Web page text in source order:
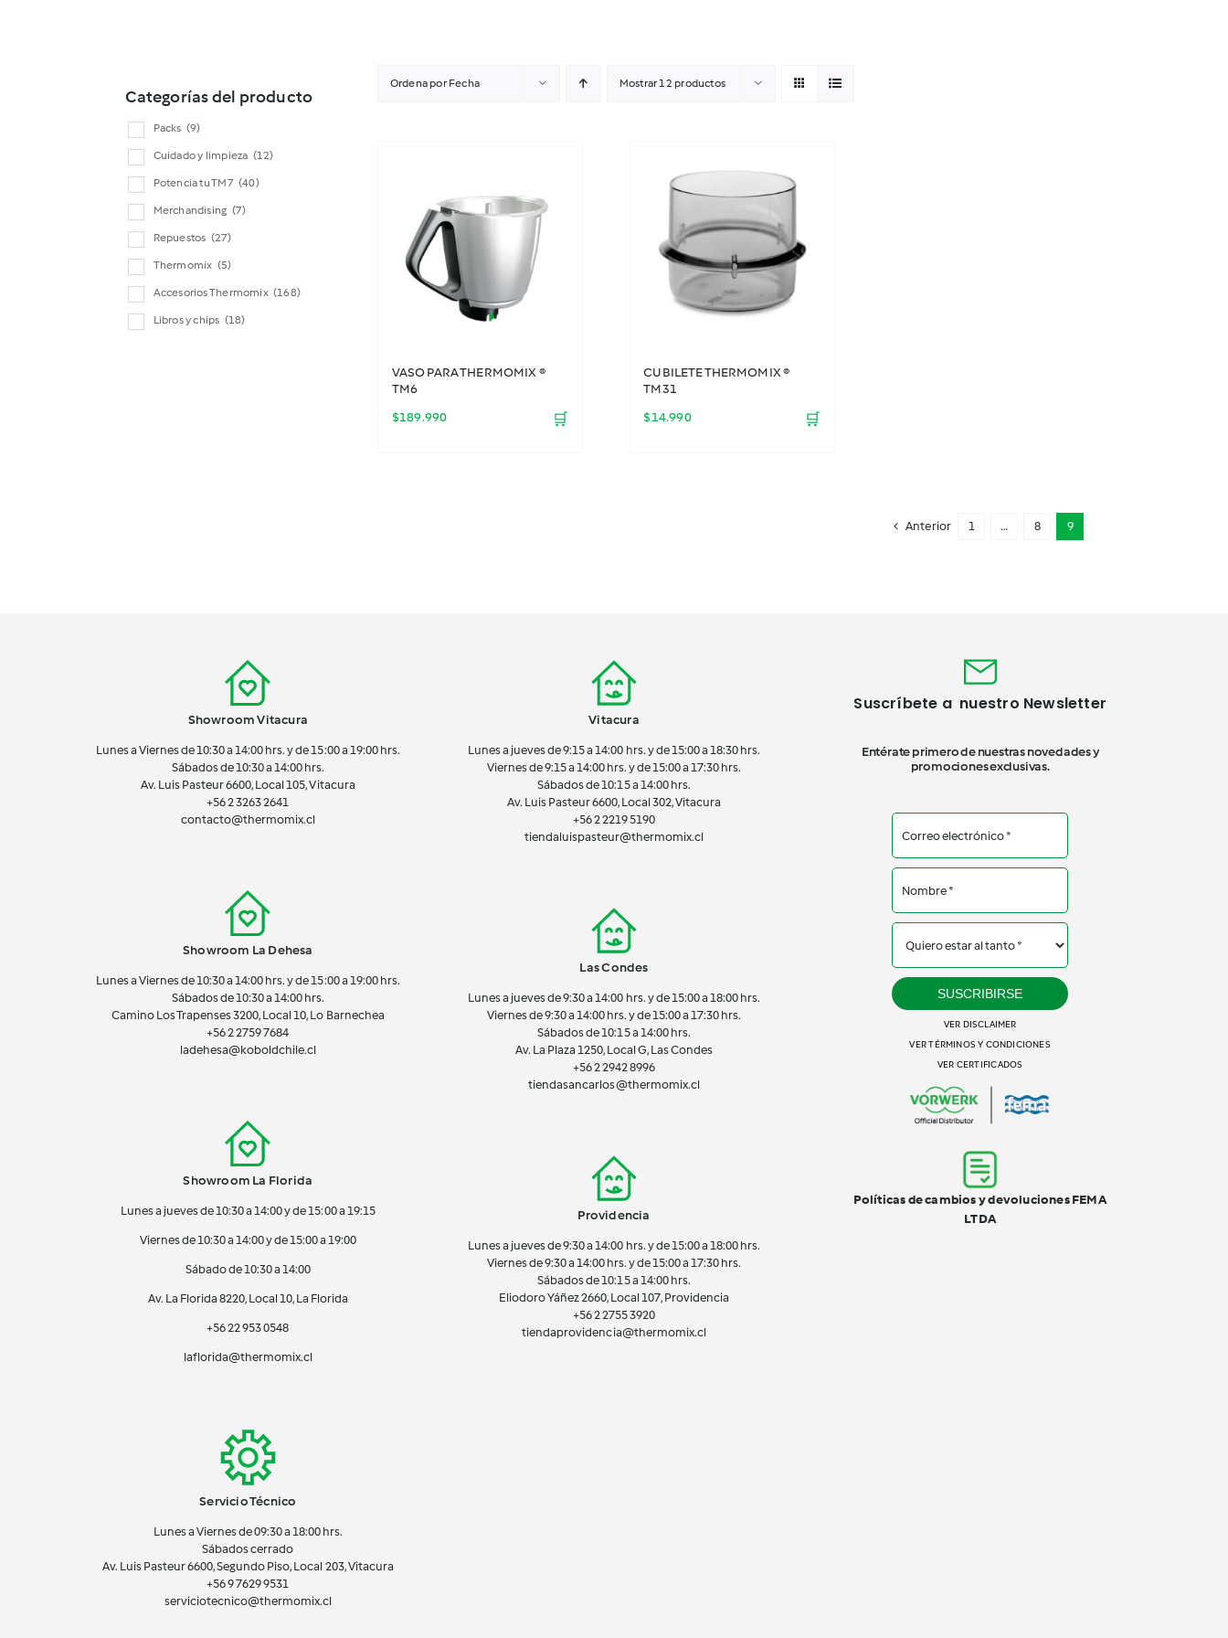
Categorías del producto
Packs (9)
Cuidado y limpieza (12)
Potencia tu TM7 (40)
Merchandising (7)
Repuestos (27)
Thermomix (5)
Accesorios Thermomix (168)
Libros y chips (18)
Ordena porFecha Mostrar12 productos
VASO PARA THERMOMIX ®
TM6
$189.990 🛒
CUBILETE THERMOMIX ®
TM31
$14.990 🛒
Anterior 1 … 8 9
Showroom Vitacura
Lunes a Viernes de 10:30 a 14:00 hrs. y de 15:00 a 19:00 hrs.
Sábados de 10:30 a 14:00 hrs.
Av. Luis Pasteur 6600, Local 105, Vitacura
+56 2 3263 2641
contacto@thermomix.cl
Showroom La Dehesa
Lunes a Viernes de 10:30 a 14:00 hrs. y de 15:00 a 19:00 hrs.
Sábados de 10:30 a 14:00 hrs.
Camino Los Trapenses 3200, Local 10, Lo Barnechea
+56 22759 7684
ladehesa@koboldchile.cl
Showroom La Florida
Lunes a jueves de 10:30 a 14:00 y de 15:00 a 19:15
Viernes de 10:30 a 14:00 y de 15:00 a 19:00
Sábado de 10:30 a 14:00
Av. La Florida 8220, Local 10, La Florida
+56 22 953 0548
laflorida@thermomix.cl
Servicio Técnico
Lunes a Viernes de 09:30 a 18:00 hrs.
Sábados cerrado
Av. Luis Pasteur 6600, Segundo Piso, Local 203, Vitacura
+56 9 7629 9531
serviciotecnico@thermomix.cl
Vitacura
Lunes a jueves de 9:15 a 14:00 hrs. y de 15:00 a 18:30 hrs.
Viernes de 9:15 a 14:00 hrs. y de 15:00 a 17:30 hrs.
Sábados de 10:15 a 14:00 hrs.
Av. Luis Pasteur 6600, Local 302, Vitacura
+56 2 2219 5190
tiendaluispasteur@thermomix.cl
Las Condes
Lunes a jueves de 9:30 a 14:00 hrs. y de 15:00 a 18:00 hrs.
Viernes de 9:30 a 14:00 hrs. y de 15:00 a 17:30 hrs.
Sábados de 10:15 a 14:00 hrs.
Av. La Plaza 1250, Local G, Las Condes
+56 2 2942 8996
tiendasancarlos@thermomix.cl
Providencia
Lunes a jueves de 9:30 a 14:00 hrs. y de 15:00 a 18:00 hrs.
Viernes de 9:30 a 14:00 hrs. y de 15:00 a 17:30 hrs.
Sábados de 10:15 a 14:00 hrs.
Eliodoro Yáñez 2660, Local 107, Providencia
+56 2 2755 3920
tiendaprovidencia@thermomix.cl
Suscríbete a nuestro Newsletter
Entérate primero de nuestras novedades y
promociones exclusivas.
SUSCRIBIRSE
VER DISCLAIMER
VER TÉRMINOS Y CONDICIONES
VER CERTIFICADOS
Políticas de cambios y devoluciones FEMA
LTDA